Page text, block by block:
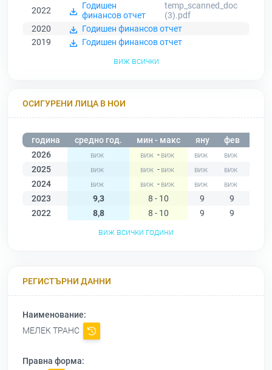
2022
Годишен
финансов отчет
temp_scanned_doc
(3).pdf
2020
Годишен финансов отчет
2019
Годишен финансов отчет
виж всички
ОСИГУРЕНИ ЛИЦА В НОИ
година средно год. мин - макс яну фев
2026
-
2025
-
2024
-
2023
9,3 8 - 10 9 9
2022
8,8 8 - 10 9 9
виж всички години
РЕГИСТЪРНИ ДАННИ
Наименование:
МЕЛЕК ТРАНС
Правна форма: